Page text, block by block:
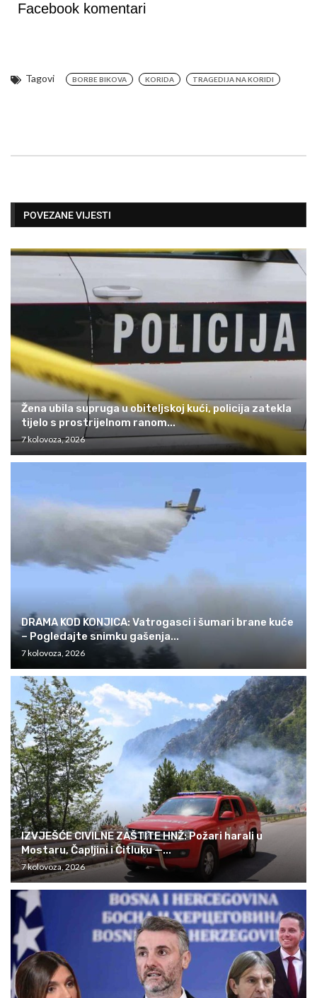
Facebook komentari
Tagovi BORBE BIKOVA KORIDA TRAGEDIJA NA KORIDI
POVEZANE VIJESTI
Žena ubila supruga u obiteljskoj kući, policija zatekla
tijelo s prostrijelnom ranom...
7 kolovoza, 2026
DRAMA KOD KONJICA: Vatrogasci i šumari brane kuće
– Pogledajte snimku gašenja...
7 kolovoza, 2026
IZVJEŠĆE CIVILNE ZAŠTITE HNŽ: Požari harali u
Mostaru, Čapljini i Čitluku —...
7 kolovoza, 2026